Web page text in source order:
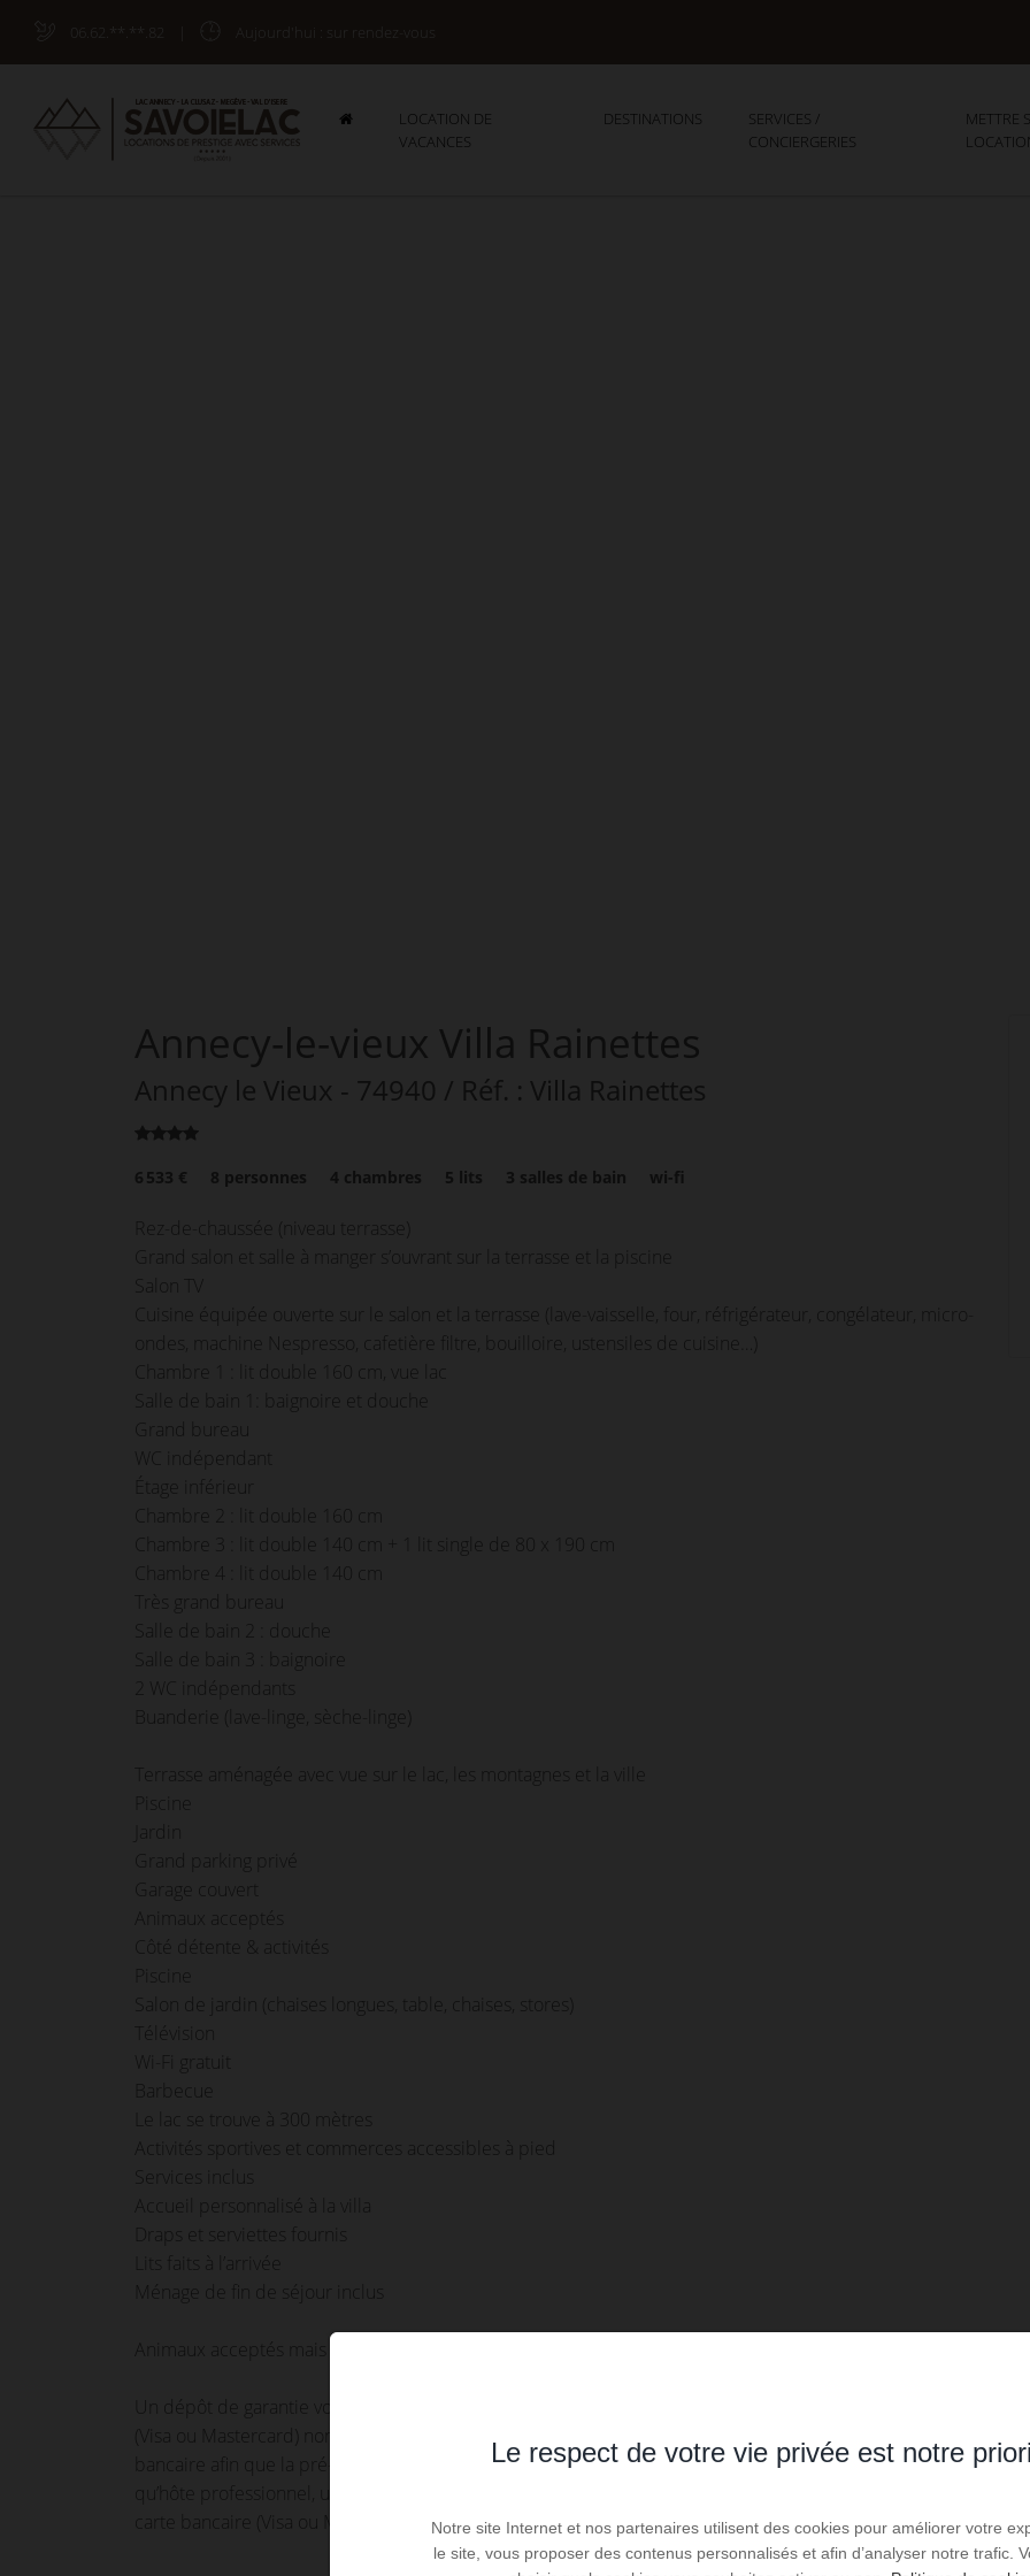
06.62.**.**.82
LOCATION DE
VACANCES
DESTINATIONS
SERVICES /
CONCIERGERIES
METTRE
Annecy-le-vieux Villa Rainettes
Annecy le Vieux - 74940 / Réf. : Villa Rainettes
6 533 € 8 personnes 4 chambres 5 lits 3 salles de bain wi-fi
Rez-de-chaussée (niveau terrasse)
Grand salon et salle à manger s’ouvrant sur la terrasse et la piscine
Cuisine équipée ouverte sur le salon et la terrasse (lave-vaisselle, four, réfrigérateur, congélateur, micro-
ondes, machine Nespresso, cafetière filtre, bouilloire, ustensiles de cuisine…)
Chambre 1 : lit double 160 cm, vue lac
Salle de bain 1: baignoire et douche
Grand bureau
WC indépendant
Étage inférieur
Chambre 2 : lit double 160 cm
Chambre 3 : lit double 140 cm + 1 lit single de 80 x 190 cm
Chambre 4 : lit double 140 cm
Très grand bureau
Salle de bain 2 : douche
Salle de bain 3 : baignoire
2 WC indépendants
Buanderie (lave-linge, sèche-linge)
Terrasse aménagée avec vue sur le lac, les montagnes et la ville
Piscine
Grand parking privé
Garage couvert
Animaux acceptés
Côté détente & activités
Piscine
Salon de jardin (chaises longues, table, chaises, stores)
Télévision
Wi-Fi gratuit
Barbecue
Le lac se trouve à 300 mètres
Activités sportives et commerces accessibles à pied
Services inclus
Accueil personnalisé à la villa
Draps et serviettes fournis
Lits faits à l’arrivée
Ménage de fin de séjour inclus
Animaux acceptés mais atention le gentil chat de la famille vie également sur la propriété.
Un dépôt de garantie vous sera demandé à votre arrivée lors de l'état des lieux, par carte Bancaire
(Visa ou Mastercard) non encaissée, nous vous remercions de relever le plafond de votre carte
bancaire afin que la pré- autorisation soit acceptée. Réservation via Airbnb et booking.com : En tant
qu’hôte professionnel, une caution, vous sera demandée à votre arrivée par préautorisation de votre
carte bancaire (Visa ou Master Card).
Le respect de votre vie privée est notre
Notre site Internet et nos partenaires utilisent des cookies pour améliorer votre
le site, vous proposer des contenus personnalisés et afin d’analyser notre trafic.